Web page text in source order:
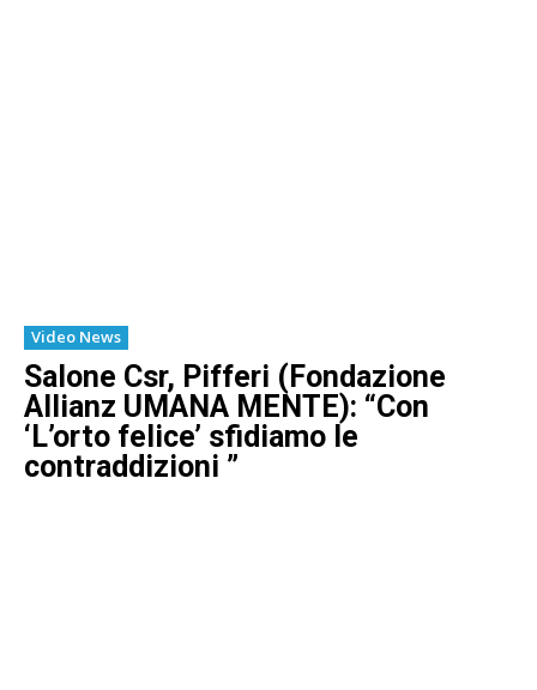
Video News
Salone Csr, Pifferi (Fondazione
Allianz UMANA MENTE): “Con
‘L’orto felice’ sfidiamo le
contraddizioni ”